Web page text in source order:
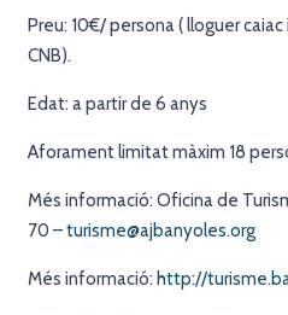
Preu: 10€/ persona ( lloguer
CNB).
Edat: a partir de 6 anys
Aforament limitat màxim 18
Més informació: Oficina de
70 –turisme@ajbanyoles.org
Més informació: http://